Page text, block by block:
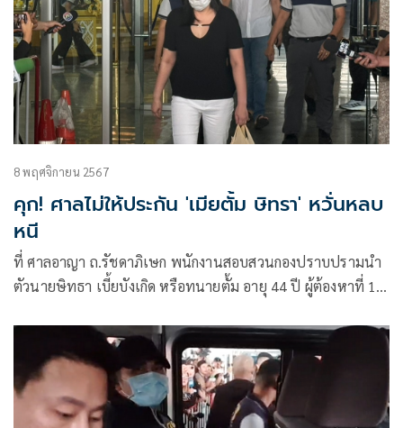
8 พฤศจิกายน 2567
คุก! ศาลไม่ให้ประกัน 'เมียตั้ม ษิทรา' หวั่นหลบ
หนี
ที่ ศาลอาญา ถ.รัชดาภิเษก พนักงานสอบสวนกองปราบปรามนำ
ตัวนายษิทธา เบี้ยบังเกิด หรือทนายตั้ม อายุ 44 ปี ผู้ต้องหาที่ 1